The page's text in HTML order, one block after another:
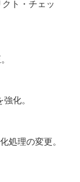
ト・チェッ
化。
処理の変更。